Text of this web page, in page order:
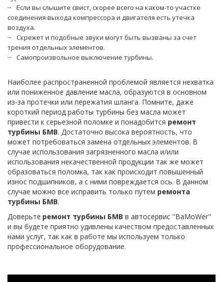
Если вы слышите свист, скорее всего на каком-то участке
соединения выхода компрессора и двигателя есть утечка
воздуха.
Скрежет и подобные звуки могут быть вызваны за счет
трения отдельных элементов.
Самопроизвольное выключение турбины.
Наиболее распространенной проблемой является нехватка
или пониженное давление масла, образуются в основном
из-за протечки или пережатия шланга. Помните, даже
короткий период работы турбины без масла может
привести к серьезной поломке и понадобится ремонт
турбины БМВ. Достаточно высока вероятность, что
может потребоваться замена отдельных элементов. В
случае использования загрязненного масла и/или
использования некачественной продукции так же может
образоваться поломка, так как происходит повышенный
износ подшипников, а с ними повреждается ось. В данном
случае можно все исправить только путем ремонта
турбины БМВ.
Доверьте ремонт турбины БМВ в автосервис "BaMoWer"
и вы будете приятно удивлены качеством предоставленных
нами услуг, так как в работе мы используем только
профессиональное оборудование.